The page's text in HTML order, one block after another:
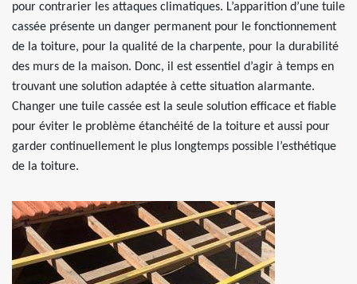
pour contrarier les attaques climatiques. L’apparition d’une tuile
cassée présente un danger permanent pour le fonctionnement
de la toiture, pour la qualité de la charpente, pour la durabilité
des murs de la maison. Donc, il est essentiel d’agir à temps en
trouvant une solution adaptée à cette situation alarmante.
Changer une tuile cassée est la seule solution efficace et fiable
pour éviter le problème étanchéité de la toiture et aussi pour
garder continuellement le plus longtemps possible l’esthétique
de la toiture.